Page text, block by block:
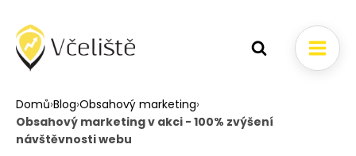
Domů›Blog›Obsahový marketing›
Obsahový marketing v akci - 100% zvýšení
návštěvnosti webu